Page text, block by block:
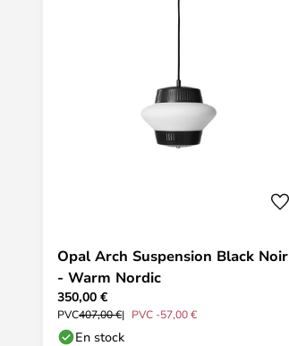
Opal Arch Suspension Black Noir
- Warm Nordic
350,00 €
PVC407,00 € PVC -57,00 €
En stock